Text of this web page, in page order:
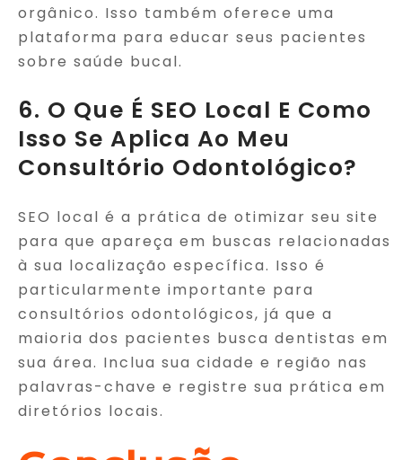
orgânico. Isso também oferece uma
plataforma para educar seus pacientes
sobre saúde bucal.
6. O Que É SEO Local E Como
Isso Se Aplica Ao Meu
Consultório Odontológico?
SEO local é a prática de otimizar seu site
para que apareça em buscas relacionadas
à sua localização específica. Isso é
particularmente importante para
consultórios odontológicos, já que a
maioria dos pacientes busca dentistas em
sua área. Inclua sua cidade e região nas
palavras-chave e registre sua prática em
diretórios locais.